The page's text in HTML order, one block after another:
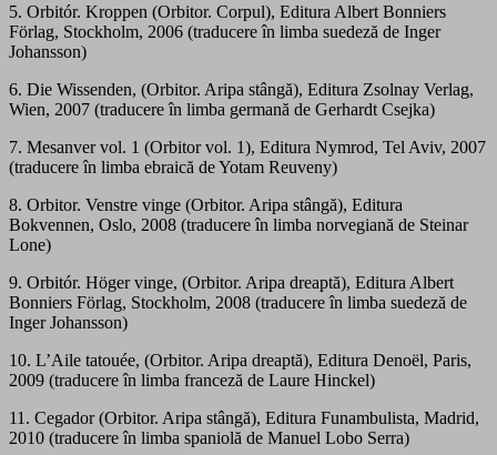
5. Orbitór. Kroppen (Orbitor. Corpul), Editura Albert Bonniers
Förlag, Stockholm, 2006 (traducere în limba suedeză de Inger
Johansson)
6. Die Wissenden, (Orbitor. Aripa stângă), Editura Zsolnay Verlag,
Wien, 2007 (traducere în limba germană de Gerhardt Csejka)
7. Mesanver vol. 1 (Orbitor vol. 1), Editura Nymrod, Tel Aviv, 2007
(traducere în limba ebraică de Yotam Reuveny)
8. Orbitor. Venstre vinge (Orbitor. Aripa stângă), Editura
Bokvennen, Oslo, 2008 (traducere în limba norvegiană de Steinar
Lone)
9. Orbitór. Höger vinge, (Orbitor. Aripa dreaptă), Editura Albert
Bonniers Förlag, Stockholm, 2008 (traducere în limba suedeză de
Inger Johansson)
10. L’Aile tatouée, (Orbitor. Aripa dreaptă), Editura Denoël, Paris,
2009 (traducere în limba franceză de Laure Hinckel)
11. Cegador (Orbitor. Aripa stângă), Editura Funambulista, Madrid,
2010 (traducere în limba spaniolă de Manuel Lobo Serra)